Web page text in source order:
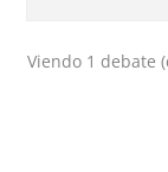
Viendo 1 debate